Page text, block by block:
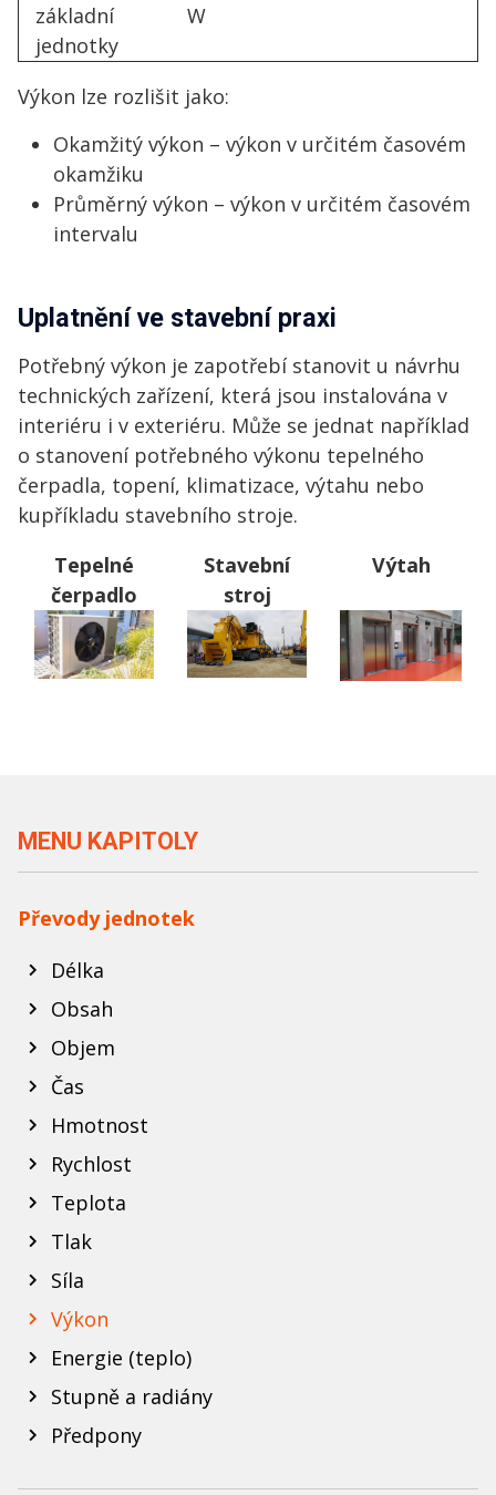
MENU KAPITOLY
Převody jednotek
Délka
Obsah
Objem
Čas
Hmotnost
Rychlost
Teplota
Tlak
Síla
Výkon
Energie (teplo)
Stupně a radiány
Předpony
základní
jednotky
W
Výkon lze rozlišit jako:
Okamžitý výkon – výkon v určitém časovém
okamžiku
Průměrný výkon – výkon v určitém časovém
intervalu
Uplatnění ve stavební praxi
Potřebný výkon je zapotřebí stanovit u návrhu
technických zařízení, která jsou instalována v
interiéru i v exteriéru. Může se jednat například
o stanovení potřebného výkonu tepelného
čerpadla, topení, klimatizace, výtahu nebo
kupříkladu stavebního stroje.
Tepelné
čerpadlo
Stavební
stroj
Výtah